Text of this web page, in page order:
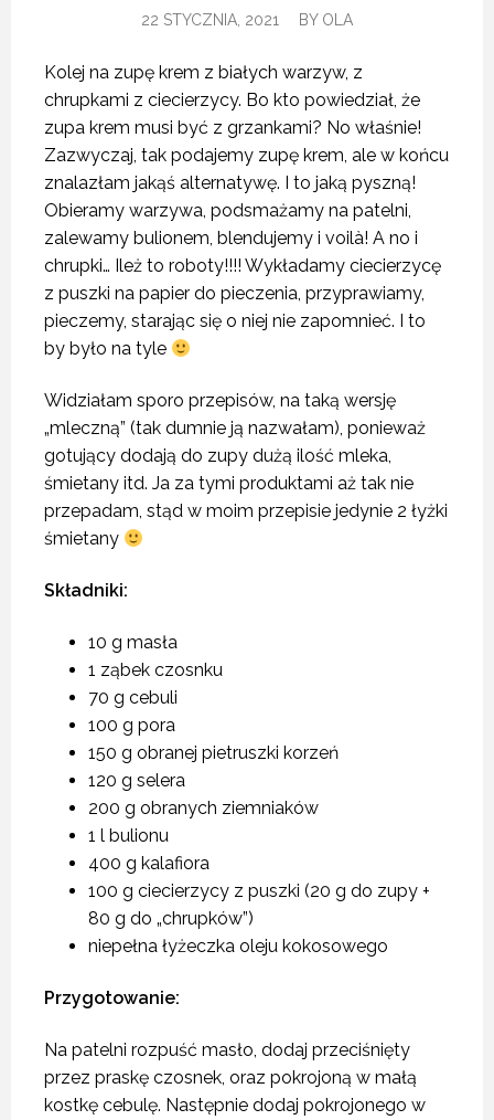
22 STYCZNIA, 2021 BY OLA
Kolej na zupę krem z białych warzyw, z
chrupkami z ciecierzycy. Bo kto powiedział, że
zupa krem musi być z grzankami? No właśnie!
Zazwyczaj, tak podajemy zupę krem, ale w końcu
znalazłam jakąś alternatywę. I to jaką pyszną!
Obieramy warzywa, podsmażamy na patelni,
zalewamy bulionem, blendujemy i voilà! A no i
chrupki… Ileż to roboty!!!! Wykładamy ciecierzycę
z puszki na papier do pieczenia, przyprawiamy,
pieczemy, starając się o niej nie zapomnieć. I to
by było na tyle
Widziałam sporo przepisów, na taką wersję
„mleczną” (tak dumnie ją nazwałam), ponieważ
gotujący dodają do zupy dużą ilość mleka,
śmietany itd. Ja za tymi produktami aż tak nie
przepadam, stąd w moim przepisie jedynie 2 łyżki
śmietany
Składniki:
10 g masła
1 ząbek czosnku
70 g cebuli
100 g pora
150 g obranej pietruszki korzeń
120 g selera
200 g obranych ziemniaków
1 l bulionu
400 g kalafiora
100 g ciecierzycy z puszki (20 g do zupy +
80 g do „chrupków”)
niepełna łyżeczka oleju kokosowego
Przygotowanie:
Na patelni rozpuść masło, dodaj przeciśnięty
przez praskę czosnek, oraz pokrojoną w małą
kostkę cebulę. Następnie dodaj pokrojonego w